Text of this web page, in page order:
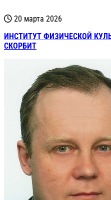
20 марта 2026
ИНСТИТУТ ФИЗИЧЕСКОЙ
СКОРБИТ